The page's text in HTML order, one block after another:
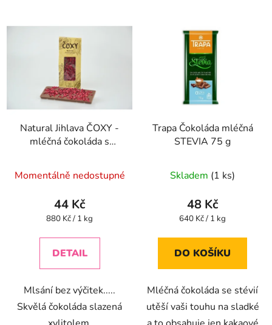
Natural Jihlava ČOXY -
mléčná čokoláda s
50g
Momentálně nedostupné
44 Kč
Měrná
880 Kč / 1 kg
DETAIL
Mlsání bez výčitek.....
Skvělá čokoláda slazená
Trapa Čokoláda mléčná
STEVIA 75 g
Skladem (1 ks)
48 Kč
Měrná
640 Kč / 1 kg
DO KOŠÍKU
Mléčná čokoláda se stévií
utěší vaši touhu na sladké